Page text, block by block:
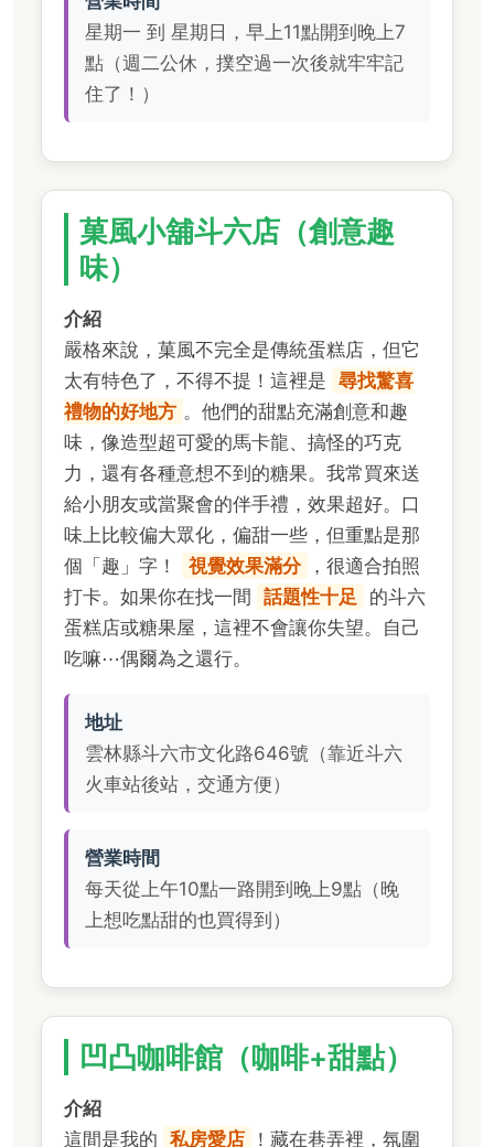
星期一 到 星期日，早上11點開到晚上7
點（週二公休，撲空過一次後就牢牢記
住了！）
菓風小舖斗六店（創意趣
味）
介紹
嚴格來說，菓風不完全是傳統蛋糕店，但它
太有特色了，不得不提！這裡是 尋找驚喜
禮物的好地方 。他們的甜點充滿創意和趣
味，像造型超可愛的馬卡龍、搞怪的巧克
力，還有各種意想不到的糖果。我常買來送
給小朋友或當聚會的伴手禮，效果超好。口
味上比較偏大眾化，偏甜一些，但重點是那
個「趣」字！
視覺效果滿分
，很適合拍照
打卡。如果你在找一間
話題性十足 的斗六
蛋糕店或糖果屋，這裡不會讓你失望。自己
吃嘛⋯偶爾為之還行。
地址
雲林縣斗六市文化路646號（靠近斗六
火車站後站，交通方便）
營業時間
每天從上午10點一路開到晚上9點（晚
上想吃點甜的也買得到）
凹凸咖啡館（咖啡+甜點）
介紹
這間是我的 私房愛店 ！藏在巷弄裡，氛圍